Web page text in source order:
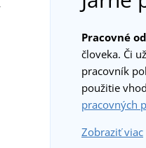
Pracovné
človeka. Či
pracovník
použitie
pracovných
Zobraziť viac